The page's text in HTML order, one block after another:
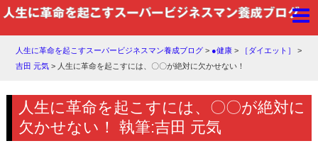
人生に革命を起こすスーパービジネスマン養成ブログ > ●健康 > ［ダイエット］
>
吉田 元気 > 人生に革命を起こすには、〇〇が絶対に欠かせない！
人生に革命を起こすには、〇〇が絶対に
欠かせない！ 執筆:吉田 元気